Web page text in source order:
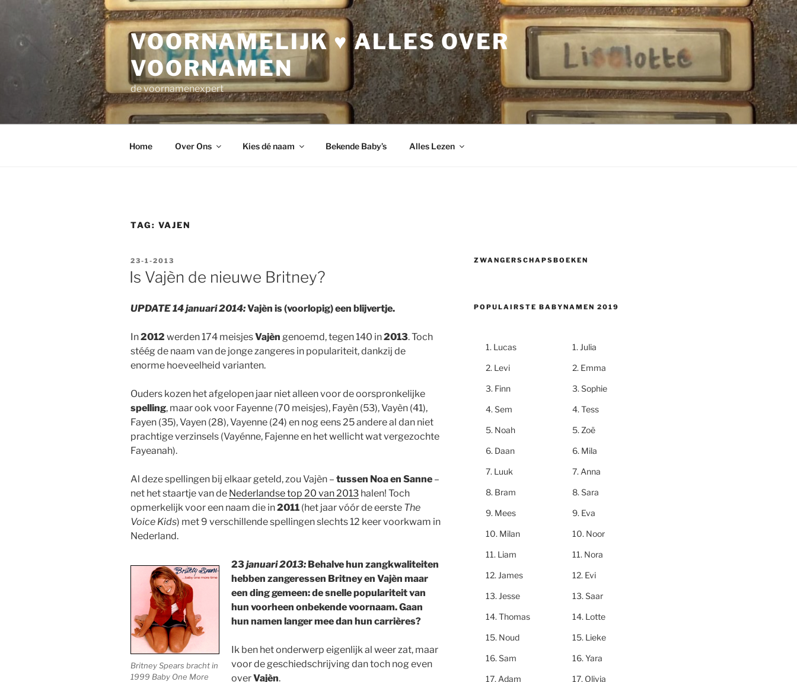
inhoud
VOORNAMELIJK ♥ ALLES OVER
VOORNAMEN
de voornamenexpert
Home Over Ons Kies dé naam Bekende Baby’s Alles Lezen
TAG: VAJEN
GEPLAATST
OP
23-1-2013
Is Vajèn de nieuwe Britney?
UPDATE 14 januari 2014:Vajèn is (voorlopig) een blijvertje.
In2012 werden 174 meisjesVajèn genoemd, tegen 140 in2013. Toch
stéég de naam van de jonge zangeres in populariteit, dankzij de
enorme hoeveelheid varianten.
Ouders kozen het afgelopen jaar niet alleen voor de oorspronkelijke
spelling, maar ook voor Fayenne (70 meisjes), Fayèn (53), Vayèn (41),
Fayen (35), Vayen (28), Vayenne (24) en nog eens 25 andere al dan niet
prachtige verzinsels (Vayénne, Fajenne en het wellicht wat vergezochte
Fayeanah).
Al deze spellingen bij elkaar geteld, zou Vajèn – tussen Noa en Sanne –
net het staartje van de Nederlandse top 20 van 2013 halen! Toch
opmerkelijk voor een naam die in2011 (het jaar vóór de eerste The
Voice Kids) met 9 verschillende spellingen slechts 12 keer voorkwam in
Nederland.
Britney Spears bracht in
1999 Baby One More
23januari 2013:Behalve hun zangkwaliteiten
hebben zangeressen Britney en Vajèn maar
een ding gemeen: de snelle populariteit van
hun voorheen onbekende voornaam. Gaan
hun namen langer mee dan hun carrières?
Ik ben het onderwerp eigenlijk al weer zat, maar
voor de geschiedschrijving dan toch nog even
overVajèn.
ZWANGERSCHAPSBOEKEN
POPULAIRSTE BABYNAMEN 2019
Lucas
Levi
Finn
Sem
Noah
Daan
Luuk
Bram
Mees
Milan
Liam
James
Jesse
Thomas
Noud
Sam
Adam
Julia
Emma
Sophie
Tess
Zoë
Mila
Anna
Sara
Eva
Noor
Nora
Evi
Saar
Lotte
Lieke
Yara
Olivia